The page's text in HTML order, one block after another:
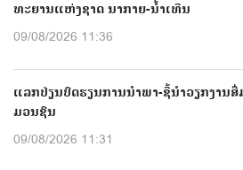
ທະຍານແຫ່ງຊາດ ນາກາຍ-ນໍ້າເທີນ
09/08/2026 11:36
ແລກປ່ຽນບົດຮຽນການນຳພາ-ຊີ້ນຳວຽກງານ
ມວນຊົນ
09/08/2026 11:31